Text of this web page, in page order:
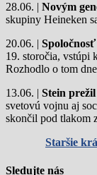
28.06. | Novým
skupiny Heineken
20.06. |
19. storočia, vstúpi
Rozhodlo o tom
13.06. | Stein
svetovú vojnu aj
skončil pod tlakom
Staršie
Sledujte nás